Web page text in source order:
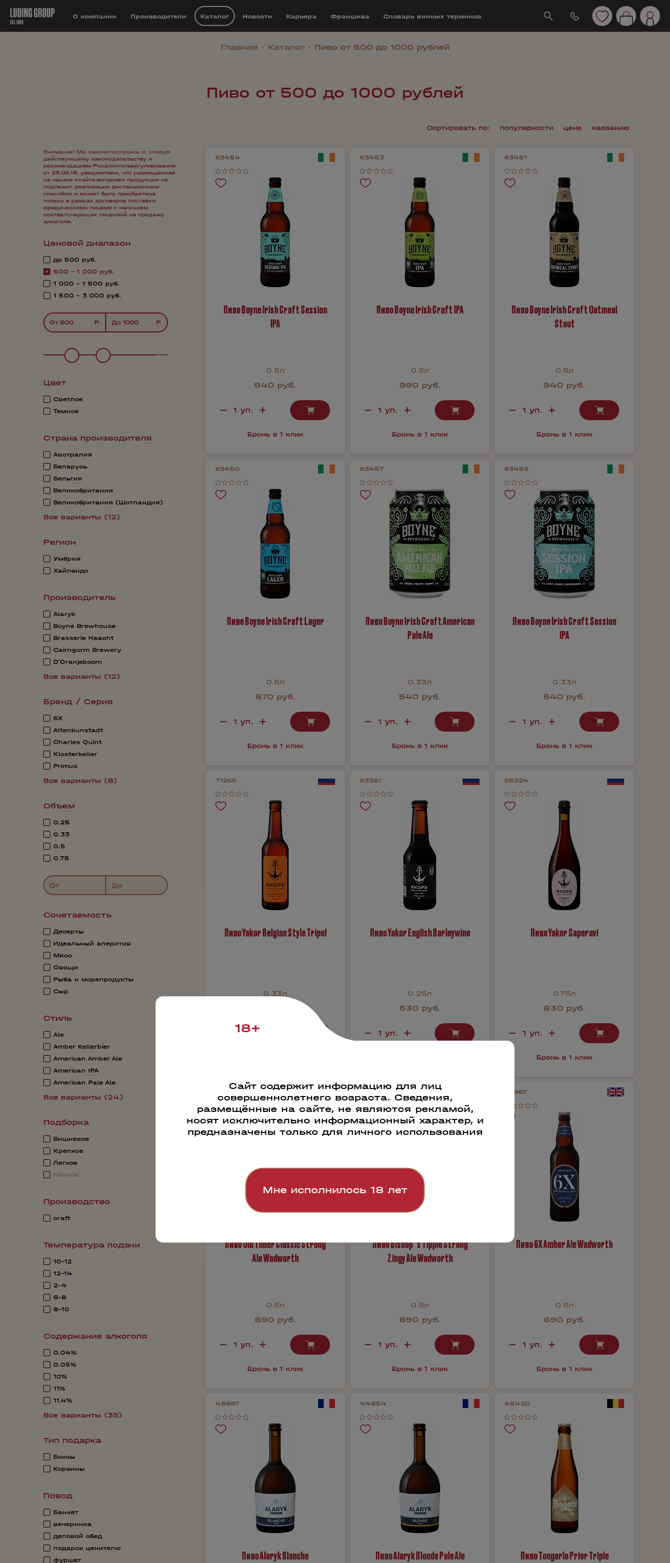
О компании Производители Каталог Новости Карьера Франшиза Cловарь винных терминов
Главная Каталог Пиво от 500 до 1000 рублей
Пиво от 500 до 1000 рублей
Внимание! Мы законопослушны и, следуя
действующему законодательству и
рекомендациям Росалкогольрегулирования
от 25.06.18, уведомляем, что размещенная
на нашем «сайте-витрине» продукция не
подлежит реализации дистанционным
способом и может быть приобретена
только в рамках договоров поставки
юридическими лицами с наличием
соответствующих лицензий на продажу
алкоголя.
Ценовой диапазон
до 500 руб.
500 - 1 000 руб.
1 000 - 1 500 руб.
1 500 - 3 000 руб.
От До
Цвет
Светлое
Темное
Страна производителя
Австралия
Беларусь
Бельгия
Великобритания
Великобритания (Шотландия)
Все варианты (12)
Регион
Умбрия
Хайлэндс
Производитель
Alaryk
Boyne Brewhouse
Brasserie Haacht
Cairngorm Brewery
D’Oranjeboom
Все варианты (12)
Бренд / Серия
6X
Altenkunstadt
Charles Quint
Klosterkeller
Primus
Все варианты (8)
Объем
0.25
0.33
0.5
0.75
От До
Сочетаемость
Десерты
Идеальный аперитив
Мясо
Овощи
Рыба и морепродукты
Сыр
Стиль
Ale
Amber Kellerbier
American Amber Ale
American IPA
American Pale Ale
Все варианты (24)
Подборка
Вишневое
Крепкое
Легкое
Мягкое
Производство
craft
Температура подачи
10-12
12-14
2-4
6-8
8-10
Содержание алкоголя
0.04%
0.05%
10%
11%
11.4%
Все варианты (35)
Тип подарка
Боксы
Корзины
Повод
Банкет
вечеринка
деловой обед
подарок ценителю
фуршет
Сортировать по: популярности цене названию
63454
Пиво Boyne Irish Craft Session
IPA
0.5л
940 руб.
Бронь в 1 клик
63453
Пиво Boyne Irish Craft IPA
0.5л
990 руб.
Бронь в 1 клик
63451
Пиво Boyne Irish Craft Oatmeal
Stout
0.5л
940 руб.
Бронь в 1 клик
63450
Пиво Boyne Irish Craft Lager
0.5л
870 руб.
Бронь в 1 клик
63457
Пиво Boyne Irish Craft American
Pale Ale
0.33л
540 руб.
Бронь в 1 клик
63456
Пиво Boyne Irish Craft Session
IPA
0.33л
540 руб.
Бронь в 1 клик
71265
Пиво Yakor Belgian Style Tripel
0.33л
63381
Пиво Yakor English Barleywine
0.25л
530 руб.
65224
Пиво Yakor Saperavi
0.75л
830 руб.
Бронь в 1 клик
Пиво Old Timer Classic Strong
Ale Wadworth
0.5л
690 руб.
Бронь в 1 клик
57733
Пиво Bishop`s Tipple Strong
Zingy Ale Wadworth
0.5л
690 руб.
Бронь в 1 клик
57967
Пиво 6X Amber Ale Wadworth
0.5л
690 руб.
Бронь в 1 клик
48867
Пиво Alaryk Blanche
44854
Пиво Alaryk Blonde Pale Ale
45420
Пиво Tongerlo Prior Triple
18+
Сайт содержит информацию для лиц
совершеннолетнего возраста. Сведения,
размещённые на сайте, не являются рекламой,
носят исключительно информационный характер, и
предназначены только для личного использования
Мне исполнилось 18 лет